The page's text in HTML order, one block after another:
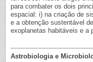
para combater os dois
espacial: i) na criação de
e a obtenção sustentável
exoplanetas habitáveis e a
Astrobiologia e